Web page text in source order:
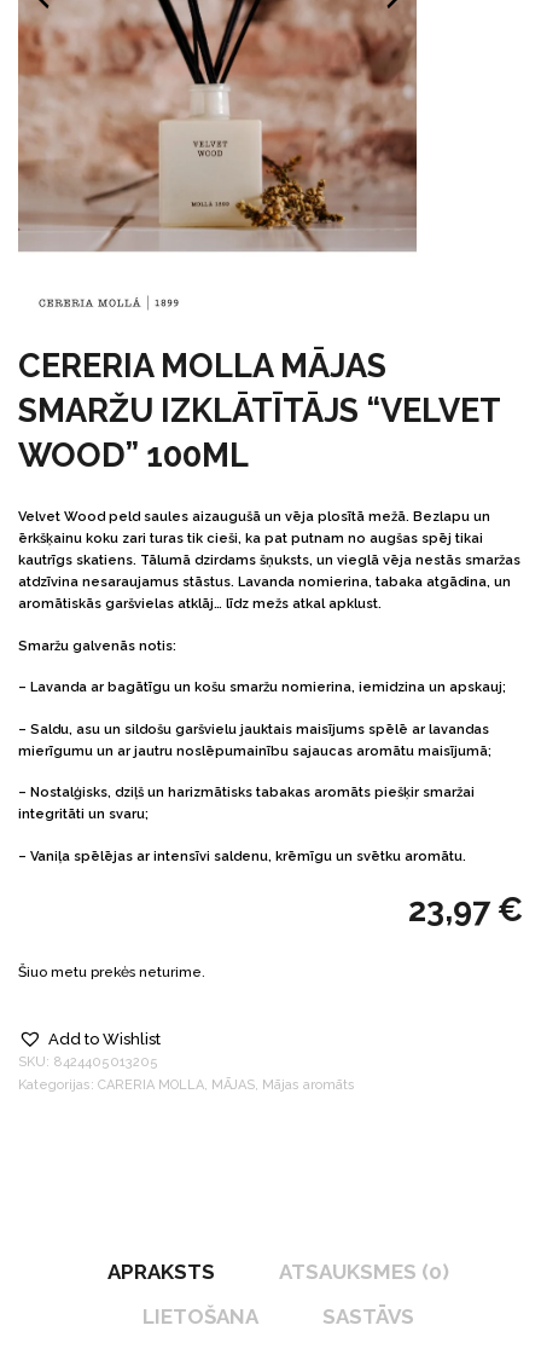
CERERIA MOLLA MĀJAS
SMARŽU IZKLĀTĪTĀJS “VELVET
WOOD” 100ML
Velvet Wood peld saules aizaugušā un vēja plosītā mežā. Bezlapu un
ērkšķainu koku zari turas tik cieši, ka pat putnam no augšas spēj tikai
kautrīgs skatiens. Tālumā dzirdams šņuksts, un vieglā vēja nestās smaržas
atdzīvina nesaraujamus stāstus. Lavanda nomierina, tabaka atgādina, un
aromātiskās garšvielas atklāj… līdz mežs atkal apklust.
Smaržu galvenās notis:
– Lavanda ar bagātīgu un košu smaržu nomierina, iemidzina un apskauj;
– Saldu, asu un sildošu garšvielu jauktais maisījums spēlē ar lavandas
mierīgumu un ar jautru noslēpumainību sajaucas aromātu maisījumā;
– Nostalģisks, dziļš un harizmātisks tabakas aromāts piešķir smaržai
integritāti un svaru;
– Vaniļa spēlējas ar intensīvi saldenu, krēmīgu un svētku aromātu.
23,97€
Šiuo metu prekės neturime.
Add to Wishlist
SKU: 8424405013205
Kategorijas: CARERIA MOLLA, MĀJAS, Mājas aromāts
APRAKSTS
ATSAUKSMES (0)
LIETOŠANA
SASTĀVS